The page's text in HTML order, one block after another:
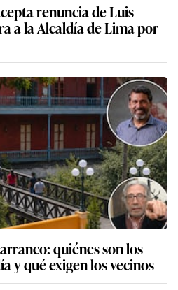
renuncia de Luis
a la Alcaldía de Lima por
quiénes son los
y qué exigen los vecinos